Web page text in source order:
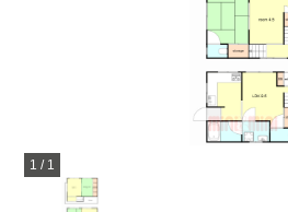
1 / 1